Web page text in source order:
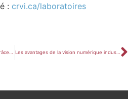
: crvi.ca/laboratoires
Les avantages de la vision numérique industrielle